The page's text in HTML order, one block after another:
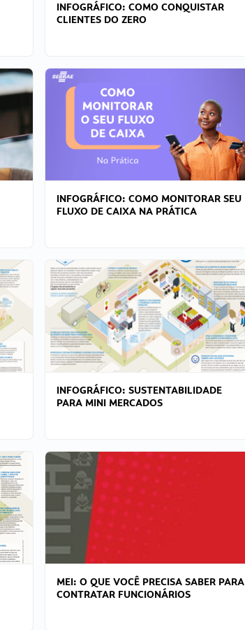
INFOGRÁFICO: COMO CONQUISTAR
CLIENTES DO ZERO
INFOGRÁFICO: COMO MONITORAR SEU
FLUXO DE CAIXA NA PRÁTICA
INFOGRÁFICO: SUSTENTABILIDADE
PARA MINI MERCADOS
MEI: O QUE VOCÊ PRECISA SABER PARA
CONTRATAR FUNCIONÁRIOS